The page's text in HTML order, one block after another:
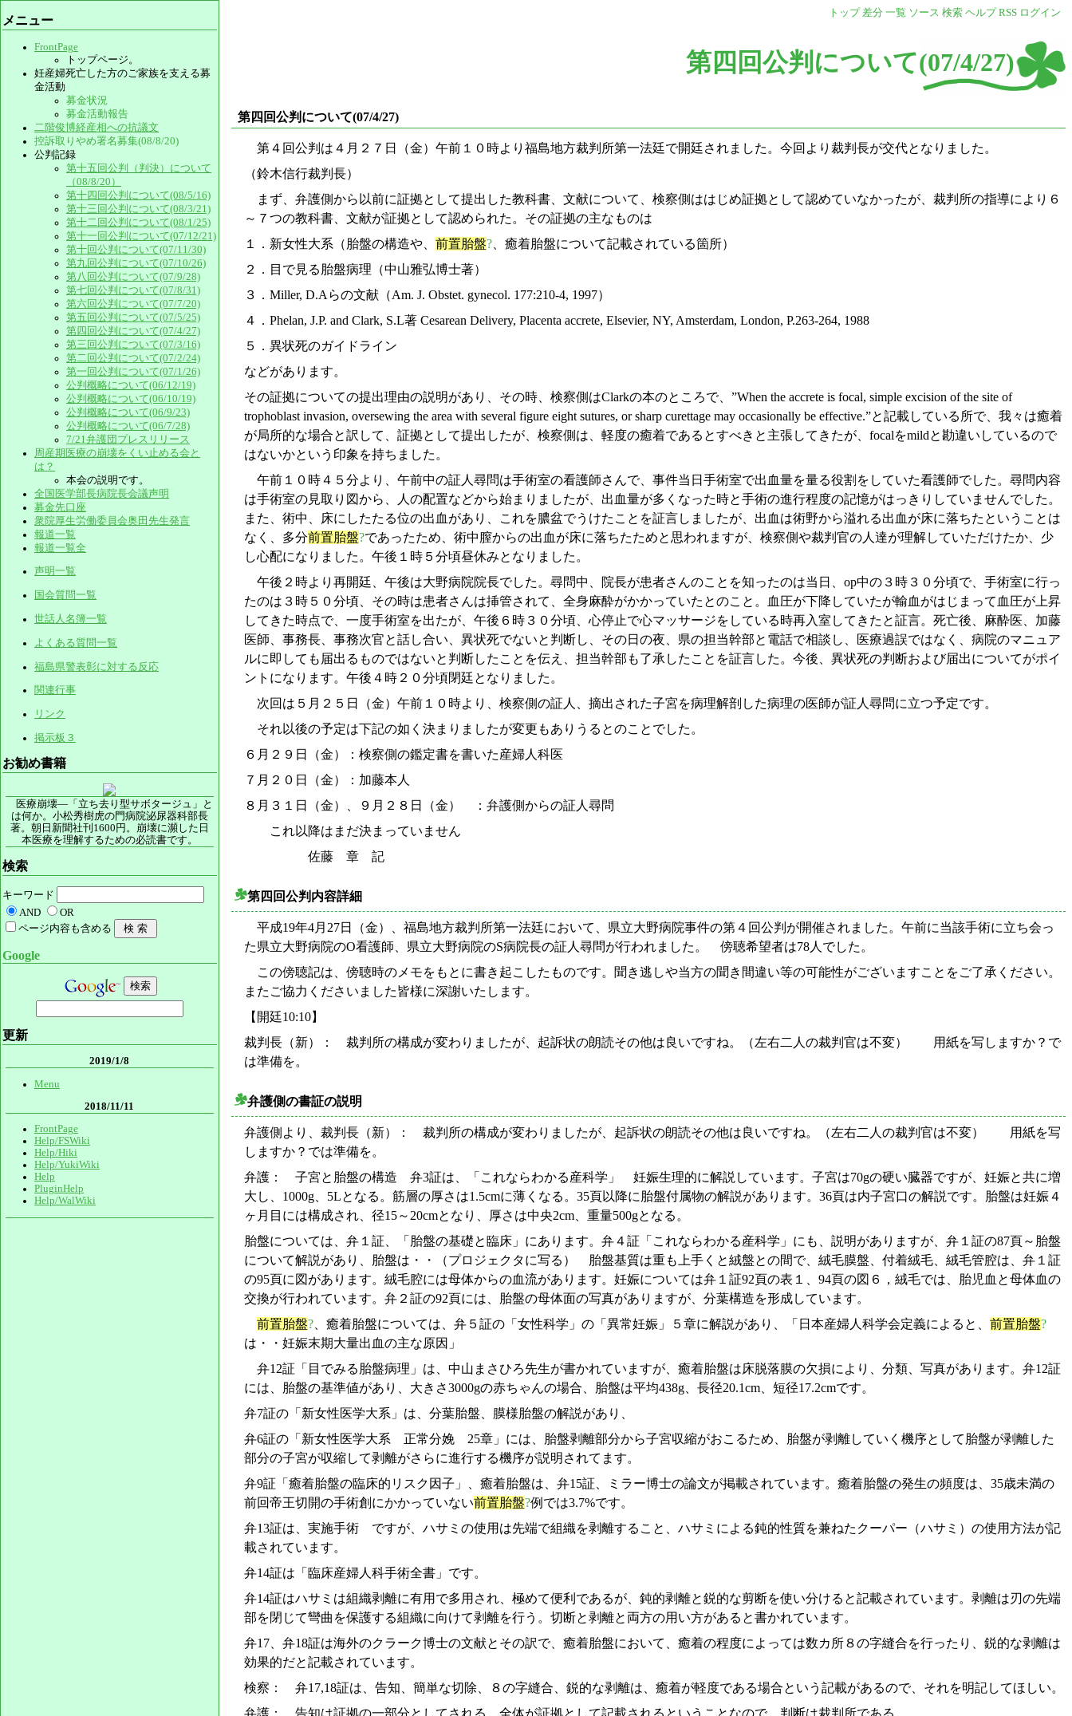
トップ 差分 一覧 ソース 検索 ヘルプ RSS ログイン
第四回公判について(07/4/27)
第四回公判について(07/4/27)
第４回公判は４月２７日（金）午前１０時より福島地方裁判所第一法廷で開廷されました。今回より裁判長が交代となりました。
（鈴木信行裁判長）
まず、弁護側から以前に証拠として提出した教科書、文献について、検察側ははじめ証拠として認めていなかったが、裁判所の指導により６
～７つの教科書、文献が証拠として認められた。その証拠の主なものは
１．新女性大系（胎盤の構造や、 前置胎盤?、癒着胎盤について記載されている箇所）
２．目で見る胎盤病理（中山雅弘博士著）
３．Miller, D.Aらの文献（Am. J. Obstet. gynecol. 177:210-4, 1997）
４．Phelan, J.P. and Clark, S.L著 Cesarean Delivery, Placenta accrete, Elsevier, NY, Amsterdam, London, P.263-264, 1988
５．異状死のガイドライン
などがあります。
その証拠についての提出理由の説明があり、その時、検察側はClarkの本のところで、”When the accrete is focal, simple excision of the site of
trophoblast invasion, oversewing the area with several figure eight sutures, or sharp curettage may occasionally be effective.”と記載している所で、我々は癒着
が局所的な場合と訳して、証拠として提出したが、検察側は、軽度の癒着であるとすべきと主張してきたが、focalをmildと勘違いしているので
はないかという印象を持ちました。
午前１０時４５分より、午前中の証人尋問は手術室の看護師さんで、事件当日手術室で出血量を量る役割をしていた看護師でした。尋問内容
は手術室の見取り図から、人の配置などから始まりましたが、出血量が多くなった時と手術の進行程度の記憶がはっきりしていませんでした。
また、術中、床にしたたる位の出血があり、これを膿盆でうけたことを証言しましたが、出血は術野から溢れる出血が床に落ちたということは
なく、多分前置胎盤?であったため、術中膣からの出血が床に落ちたためと思われますが、検察側や裁判官の人達が理解していただけたか、少
し心配になりました。午後１時５分頃昼休みとなりました。
午後２時より再開廷、午後は大野病院院長でした。尋問中、院長が患者さんのことを知ったのは当日、op中の３時３０分頃で、手術室に行っ
たのは３時５０分頃、その時は患者さんは挿管されて、全身麻酔がかかっていたとのこと。血圧が下降していたが輸血がはじまって血圧が上昇
してきた時点で、一度手術室を出たが、午後６時３０分頃、心停止で心マッサージをしている時再入室してきたと証言。死亡後、麻酔医、加藤
医師、事務長、事務次官と話し合い、異状死でないと判断し、その日の夜、県の担当幹部と電話で相談し、医療過誤ではなく、病院のマニュア
ルに即しても届出るものではないと判断したことを伝え、担当幹部も了承したことを証言した。今後、異状死の判断および届出についてがポイ
ントになります。午後４時２０分頃閉廷となりました。
次回は５月２５日（金）午前１０時より、検察側の証人、摘出された子宮を病理解剖した病理の医師が証人尋問に立つ予定です。
それ以後の予定は下記の如く決まりましたが変更もありうるとのことでした。
６月２９日（金）：検察側の鑑定書を書いた産婦人科医
７月２０日（金）：加藤本人
８月３１日（金）、９月２８日（金） ：弁護側からの証人尋問
これ以降はまだ決まっていません
佐藤 章 記
第四回公判内容詳細
平成19年4月27日（金）、福島地方裁判所第一法廷において、県立大野病院事件の第４回公判が開催されました。午前に当該手術に立ち会っ
た県立大野病院のO看護師、県立大野病院のS病院長の証人尋問が行われました。 傍聴希望者は78人でした。
この傍聴記は、傍聴時のメモをもとに書き起こしたものです。聞き逃しや当方の聞き間違い等の可能性がございますことをご了承ください。
またご協力くださいました皆様に深謝いたします。
【開廷10:10】
裁判長（新）： 裁判所の構成が変わりましたが、起訴状の朗読その他は良いですね。（左右二人の裁判官は不変） 用紙を写しますか？で
は準備を。
弁護側の書証の説明
弁護側より、裁判長（新）： 裁判所の構成が変わりましたが、起訴状の朗読その他は良いですね。（左右二人の裁判官は不変） 用紙を写
しますか？では準備を。
弁護： 子宮と胎盤の構造 弁3証は、「これならわかる産科学」 妊娠生理的に解説しています。子宮は70gの硬い臓器ですが、妊娠と共に増
大し、1000g、5Lとなる。筋層の厚さは1.5cmに薄くなる。35頁以降に胎盤付属物の解説があります。36頁は内子宮口の解説です。胎盤は妊娠４
ヶ月目には構成され、径15～20cmとなり、厚さは中央2cm、重量500gとなる。
胎盤については、弁１証、「胎盤の基礎と臨床」にあります。弁４証「これならわかる産科学」にも、説明がありますが、弁１証の87頁～胎盤
について解説があり、胎盤は・・（プロジェクタに写る） 胎盤基質は重も上手くと絨盤との間で、絨毛膜盤、付着絨毛、絨毛管腔は、弁１証
の95頁に図があります。絨毛腔には母体からの血流があります。妊娠については弁１証92頁の表１、94頁の図６，絨毛では、胎児血と母体血の
交換が行われています。弁２証の92頁には、胎盤の母体面の写真がありますが、分葉構造を形成しています。
前置胎盤?、癒着胎盤については、弁５証の「女性科学」の「異常妊娠」５章に解説があり、「日本産婦人科学会定義によると、 前置胎盤?
は・・妊娠末期大量出血の主な原因」
弁12証「目でみる胎盤病理」は、中山まさひろ先生が書かれていますが、癒着胎盤は床脱落膜の欠損により、分類、写真があります。弁12証
には、胎盤の基準値があり、大きさ3000gの赤ちゃんの場合、胎盤は平均438g、長径20.1cm、短径17.2cmです。
弁7証の「新女性医学大系」は、分葉胎盤、膜様胎盤の解説があり、
弁6証の「新女性医学大系 正常分娩 25章」には、胎盤剥離部分から子宮収縮がおこるため、胎盤が剥離していく機序として胎盤が剥離した
部分の子宮が収縮して剥離がさらに進行する機序が説明されてます。
弁9証「癒着胎盤の臨床的リスク因子」、癒着胎盤は、弁15証、ミラー博士の論文が掲載されています。癒着胎盤の発生の頻度は、35歳未満の
前回帝王切開の手術創にかかっていない前置胎盤?例では3.7%です。
弁13証は、実施手術 ですが、ハサミの使用は先端で組織を剥離すること、ハサミによる鈍的性質を兼ねたクーパー（ハサミ）の使用方法が記
載されています。
弁14証は「臨床産婦人科手術全書」です。
弁14証はハサミは組織剥離に有用で多用され、極めて便利であるが、鈍的剥離と鋭的な剪断を使い分けると記載されています。剥離は刃の先端
部を閉じて彎曲を保護する組織に向けて剥離を行う。切断と剥離と両方の用い方があると書かれています。
弁17、弁18証は海外のクラーク博士の文献とその訳で、癒着胎盤において、癒着の程度によっては数カ所８の字縫合を行ったり、鋭的な剥離は
効果的だと記載されています。
検察： 弁17,18証は、告知、簡単な切除、８の字縫合、鋭的な剥離は、癒着が軽度である場合という記載があるので、それを明記してほしい。
メニュー
FrontPage
トップページ。
妊産婦死亡した方のご家族を支える募
金活動
募金状況
募金活動報告
二階俊博経産相への抗議文
控訴取りやめ署名募集(08/8/20)
公判記録
第十五回公判（判決）について
（08/8/20）
第十四回公判について(08/5/16)
第十三回公判について(08/3/21)
第十二回公判について(08/1/25)
第十一回公判について(07/12/21)
第十回公判について(07/11/30)
第九回公判について(07/10/26)
第八回公判について(07/9/28)
第七回公判について(07/8/31)
第六回公判について(07/7/20)
第五回公判について(07/5/25)
第四回公判について(07/4/27)
第三回公判について(07/3/16)
第二回公判について(07/2/24)
第一回公判について(07/1/26)
公判概略について(06/12/19)
公判概略について(06/10/19)
公判概略について(06/9/23)
公判概略について(06/7/28)
7/21弁護団プレスリリース
周産期医療の崩壊をくい止める会と
は？
本会の説明です。
全国医学部長病院長会議声明
募金先口座
衆院厚生労働委員会奥田先生発言
報道一覧
報道一覧全
声明一覧
国会質問一覧
世話人名簿一覧
よくある質問一覧
福島県警表彰に対する反応
関連行事
リンク
掲示板３
お勧め書籍
医療崩壊―「立ち去り型サボタージュ」と
は何か。小松秀樹虎の門病院泌尿器科部長
著。朝日新聞社刊1600円。崩壊に瀕した日
本医療を理解するための必読書です。
検索
キーワード
AND
OR
ページ内容も含める
Google
更新
2019/1/8
Menu
2018/11/11
FrontPage
Help/FSWiki
Help/Hiki
Help/YukiWiki
Help
PluginHelp
Help/WalWiki